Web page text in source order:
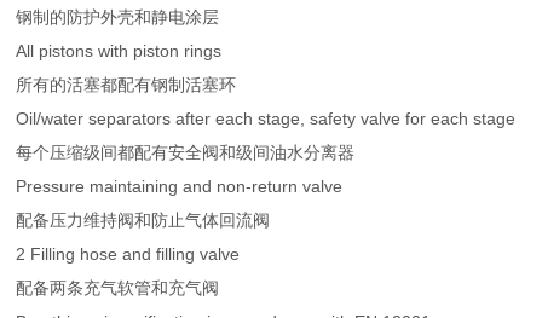
钢制的防护外壳和静电涂层
All pistons with piston rings
所有的活塞都配有钢制活塞环
Oil/water separators after each stage, safety valve for each stage
每个压缩级间都配有安全阀和级间油水分离器
Pressure maintaining and non-return valve
配备压力维持阀和防止气体回流阀
2 Filling hose and filling valve
配备两条充气软管和充气阀